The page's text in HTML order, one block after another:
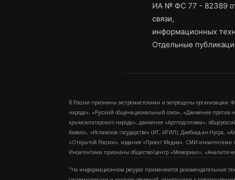
ИА № ФС 77 - 82389 от
связи,
информационных
Отдельные
В России признаны экстремистскими и запрещены организации:
народа», «Русский общенациональный союз», «Движение
крымскотатарского народа», движение «Артподготовка»,
Кавказ», «Исламское государство» (ИГ, ИГИЛ), Джебхад-ан-Нусра,
«Открытой России», издания «Проект Медиа». СМИ-иноагентами
Иноагентами признаны общество/центр «Мемориал»,
"На информационном ресурсе применяются рекомендательные